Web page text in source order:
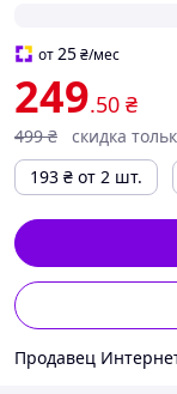
от25₴/мес
249.50 ₴
499 ₴
скидка
193 ₴ от 2 шт.
Продавец